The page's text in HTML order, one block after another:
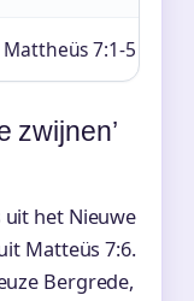
7:1-5 over
zwijnen’
het Nieuwe
Matteüs 7:6.
Bergrede,